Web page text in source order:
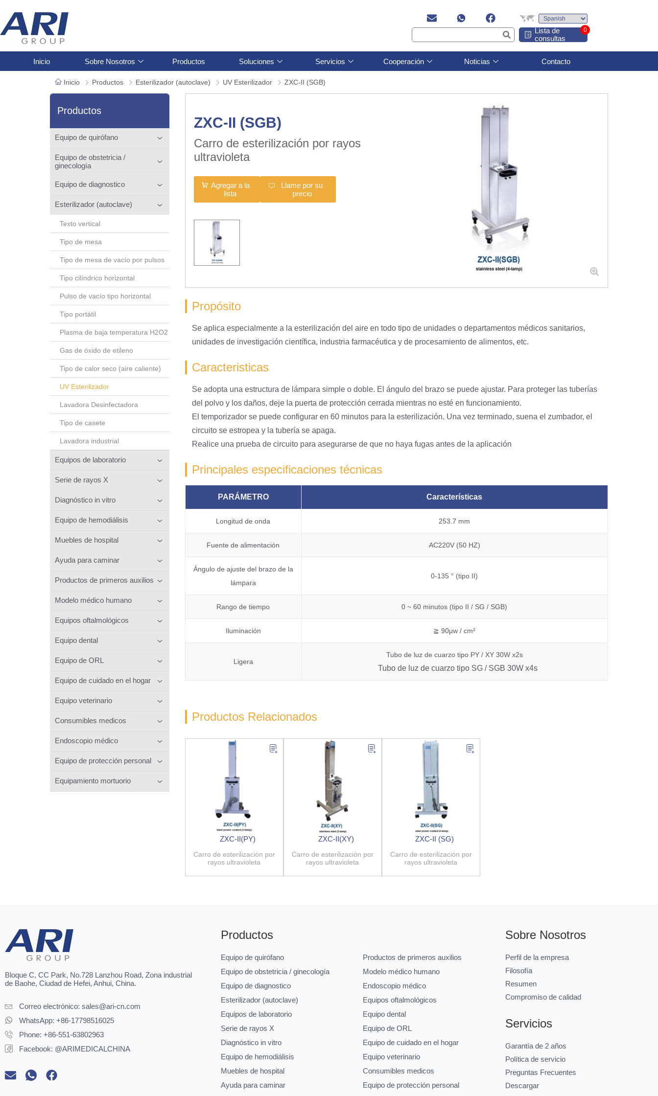
Lista de
consultas
0
Inicio Sobre Nosotros Productos Soluciones Servicios Cooperación Noticias Contacto
Inicio Productos Esterilizador (autoclave) UV Esterilizador ZXC-II (SGB)
Productos
Equipo de quirófano
Equipo de obstetricia /
ginecología
Equipo de diagnostico
Esterilizador (autoclave)
Texto vertical
Tipo de mesa
Tipo de mesa de vacío por pulsos
Tipo cilíndrico horizontal
Pulso de vacío tipo horizontal
Tipo portátil
Plasma de baja temperatura H2O2
Gas de óxido de etileno
Tipo de calor seco (aire caliente)
UV Esterilizador
Lavadora Desinfectadora
Tipo de casete
Lavadora industrial
Equipos de laboratorio
Serie de rayos X
Diagnóstico in vitro
Equipo de hemodiálisis
Muebles de hospital
Ayuda para caminar
Productos de primeros auxilios
Modelo médico humano
Equipos oftalmológicos
Equipo dental
Equipo de ORL
Equipo de cuidado en el hogar
Equipo veterinario
Consumibles medicos
Endoscopio médico
Equipo de protección personal
Equipamiento mortuorio
ZXC-II (SGB)
Carro de esterilización por rayos
ultravioleta
Agregar a la
lista
Llame por su
precio
Propósito
Se aplica especialmente a la esterilización del aire en todo tipo de unidades o departamentos médicos sanitarios,
unidades de investigación científica, industria farmacéutica y de procesamiento de alimentos, etc.
Caracteristicas
Se adopta una estructura de lámpara simple o doble. El ángulo del brazo se puede ajustar. Para proteger las tuberías
del polvo y los daños, deje la puerta de protección cerrada mientras no esté en funcionamiento.
El temporizador se puede configurar en 60 minutos para la esterilización. Una vez terminado, suena el zumbador, el
circuito se estropea y la tubería se apaga.
Realice una prueba de circuito para asegurarse de que no haya fugas antes de la aplicación
Principales especificaciones técnicas
PARÁMETRO Características
Longitud de onda 253.7 mm
Fuente de alimentación AC220V (50 HZ)
Ángulo de ajuste del brazo de la
lámpara
0-135 ° (tipo II)
Rango de tiempo 0 ~ 60 minutos (tipo II / SG / SGB)
Iluminación ≧ 90μw / cm²
Ligera
Tubo de luz de cuarzo tipo PY / XY 30W x2s
Tubo de luz de cuarzo tipo SG / SGB 30W x4s
Productos Relacionados
ZXC-II(PY)
Carro de esterilización por
rayos ultravioleta
ZXC-II(XY)
Carro de esterilización por
rayos ultravioleta
ZXC-II (SG)
Carro de esterilización por
rayos ultravioleta
Bloque C, CC Park, No.728 Lanzhou Road, Zona industrial
de Baohe, Ciudad de Hefei, Anhui, China.
Correo electrónico: sales@ari-cn.com
WhatsApp: +86-17798516025
Phone: +86-551-63802963
Facebook: @ARIMEDICALCHINA
Productos
Equipo de quirófano
Equipo de obstetricia / ginecología
Equipo de diagnostico
Esterilizador (autoclave)
Equipos de laboratorio
Serie de rayos X
Diagnóstico in vitro
Equipo de hemodiálisis
Muebles de hospital
Ayuda para caminar
Productos de primeros auxilios
Modelo médico humano
Endoscopio médico
Equipos oftalmológicos
Equipo dental
Equipo de ORL
Equipo de cuidado en el hogar
Equipo veterinario
Consumibles medicos
Equipo de protección personal
Sobre Nosotros
Perfil de la empresa
Filosofía
Resumen
Compromiso de calidad
Servicios
Garantía de 2 años
Política de servicio
Preguntas Frecuentes
Descargar